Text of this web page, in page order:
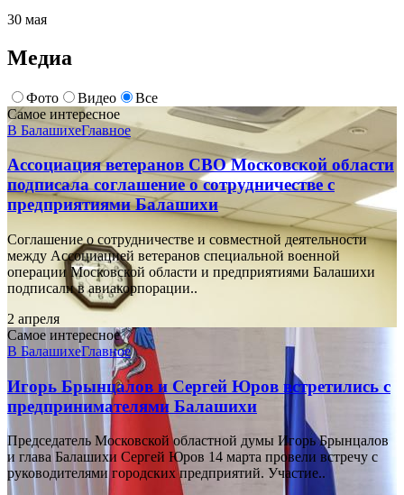
30 мая
Медиа
Фото Видео
Все
Самое интересное
В БалашихеГлавное
Ассоциация ветеранов СВО Московской области
подписала соглашение о сотрудничестве с
предприятиями Балашихи
Соглашение о сотрудничестве и совместной деятельности
между Ассоциацией ветеранов специальной военной
операции Московской области и предприятиями Балашихи
подписали в авиакорпорации..
2 апреля
Самое интересное
В БалашихеГлавное
Игорь Брынцалов и Сергей Юров встретились с
предпринимателями Балашихи
Председатель Московской областной думы Игорь Брынцалов
и глава Балашихи Сергей Юров 14 марта провели встречу с
руководителями городских предприятий. Участие..